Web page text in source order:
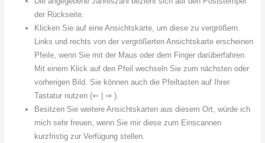
der Rückseite.
Klicken Sie auf eine Ansichtskarte, um diese zu vergrößern.
Links und rechts von der vergrößerten Ansichtskarte erscheinen
Pfeile, wenn Sie mit der Maus oder dem Finger darüberfahren.
Mit einem Klick auf den Pfeil wechseln Sie zum nächsten oder
vorherigen Bild. Sie können auch die Pfeiltasten auf Ihrer
Tastatur nutzen (⇐ | ⇒ ).
Besitzen Sie weitere Ansichtskarten aus diesem Ort, würde ich
mich sehr freuen, wenn Sie mir diese zum Einscannen
kurzfristig zur Verfügung stellen.